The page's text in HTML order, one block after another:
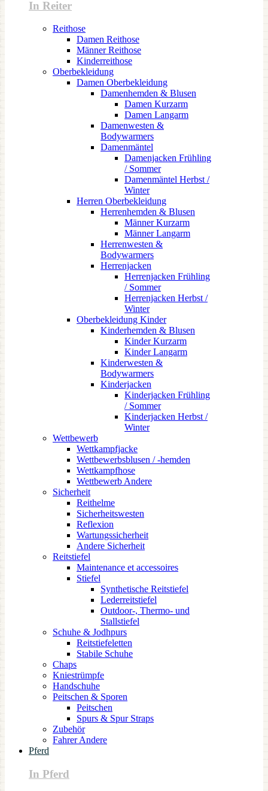
In Reiter
Reithose
Damen Reithose
Männer Reithose
Kinderreithose
Oberbekleidung
Damen Oberbekleidung
Damenhemden & Blusen
Damen Kurzarm
Damen Langarm
Damenwesten &
Bodywarmers
Damenmäntel
Damenjacken Frühling
/ Sommer
Damenmäntel Herbst /
Winter
Herren Oberbekleidung
Herrenhemden & Blusen
Männer Kurzarm
Männer Langarm
Herrenwesten &
Bodywarmers
Herrenjacken
Herrenjacken Frühling
/ Sommer
Herrenjacken Herbst /
Winter
Oberbekleidung Kinder
Kinderhemden & Blusen
Kinder Kurzarm
Kinder Langarm
Kinderwesten &
Bodywarmers
Kinderjacken
Kinderjacken Frühling
/ Sommer
Kinderjacken Herbst /
Winter
Wettbewerb
Wettkampfjacke
Wettbewerbsblusen / -hemden
Wettkampfhose
Wettbewerb Andere
Sicherheit
Reithelme
Sicherheitswesten
Reflexion
Wartungssicherheit
Andere Sicherheit
Reitstiefel
Maintenance et accessoires
Stiefel
Synthetische Reitstiefel
Lederreitstiefel
Outdoor-, Thermo- und
Stallstiefel
Schuhe & Jodhpurs
Reitstiefeletten
Stabile Schuhe
Chaps
Kniestrümpfe
Handschuhe
Peitschen & Sporen
Peitschen
Spurs & Spur Straps
Zubehör
Fahrer Andere
Pferd
In Pferd